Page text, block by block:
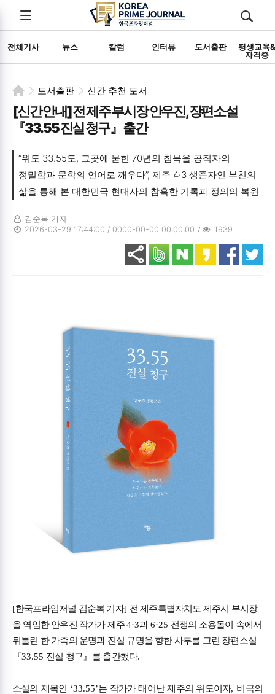
전체기사 뉴스 칼럼 인터뷰 도서출판
평생교육
자격증
전체메뉴 검색
열기/
도서출판 신간 추천 도서
[신간 안내] 전 제주 부시장 안우진, 장편소설
『33.55 진실 청구』 출간
“위도 33.55도, 그곳에 묻힌 70년의 침묵을 공직자의
정밀함과 문학의 언어로 깨우다”, 제주 4·3 생존자인 부친의
삶을 통해 본 대한민국 현대사의 참혹한 기록과 정의의 복원
김순복 기자
2026-03-29 17:44:00 / 0000-00-00 00:00:00
1939
[한국프라임저널 김순복 기자] 전 제주특별자치도 제주시 부시장
을 역임한 안우진 작가가 제주4·3과6·25 전쟁의 소용돌이 속에서
뒤틀린 한 가족의 운명과 진실 규명을 향한 사투를 그린 장편소설
『33.55 진실 청구 』 를 출간했다.
소설의 제목인 ‘33.55’는 작가가 태어난 제주의 위도이자, 비극의